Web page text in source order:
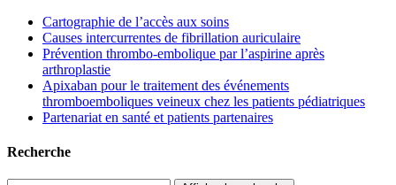
Cartographie de l’accès aux soins
Causes intercurrentes de fibrillation auriculaire
Prévention thrombo-embolique par l’aspirine après
arthroplastie
Apixaban pour le traitement des événements
thromboemboliques veineux chez les patients pédiatriques
Partenariat en santé et patients partenaires
Recherche